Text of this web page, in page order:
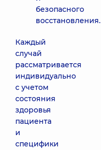
безопасного
восстановления.
Каждый
случай
рассматривается
индивидуально
с учетом
состояния
здоровья
пациента
и
специфики